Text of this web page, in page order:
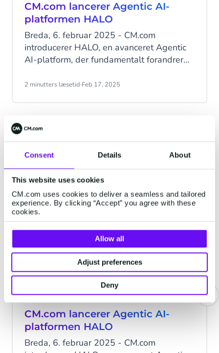
Consent Details About
This website uses cookies
CM.com uses cookies to deliver a seamless and tailored
experience. By clicking “Accept” you agree with these
cookies.
Allow all
Adjust preferences
Deny
CM.com lancerer Agentic AI-
platformen HALO
Breda, 6. februar 2025 - CM.com
introducerer HALO, en avanceret Agentic
AI-platform, der fundamentalt forandrer
team på over 100 fagfolk har CM.com
2 minutters læsetid·Feb 17, 2025
Bliv inspireret
CM.COM
CM.com lancerer Agentic AI-
platformen HALO
Breda, 6. februar 2025 - CM.com